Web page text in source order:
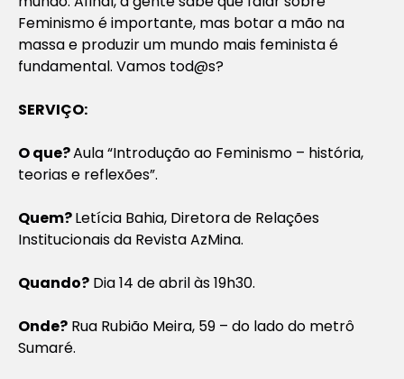
Feminismo é importante, mas botar a mão na
massa e produzir um mundo mais feminista é
fundamental. Vamos tod@s?
SERVIÇO:
O que?Aula “Introdução ao Feminismo – história,
teorias e reflexões”.
Quem?Letícia Bahia, Diretora de Relações
Institucionais da Revista AzMina.
Quando? Dia 14 de abril às 19h30.
Onde? Rua Rubião Meira, 59 – do lado do metrô
Sumaré.